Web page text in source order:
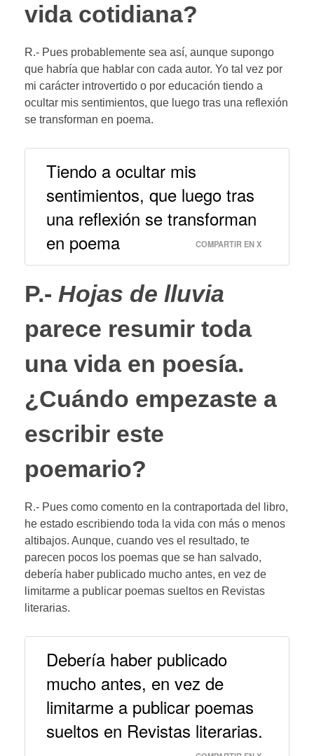
vida cotidiana?
R.- Pues probablemente sea así, aunque supongo
que habría que hablar con cada autor. Yo tal vez por
mi carácter introvertido o por educación tiendo a
ocultar mis sentimientos, que luego tras una reflexión
se transforman en poema.
Tiendo a ocultar mis
sentimientos, que luego tras
una reflexión se transforman
en poema
COMPARTIR EN X
P.- Hojas de lluvia
parece resumir toda
una vida en poesía.
¿Cuándo empezaste a
escribir este
poemario?
R.- Pues como comento en la contraportada del libro,
he estado escribiendo toda la vida con más o menos
altibajos. Aunque, cuando ves el resultado, te
parecen pocos los poemas que se han salvado,
debería haber publicado mucho antes, en vez de
limitarme a publicar poemas sueltos en Revistas
literarias.
Debería haber publicado
mucho antes, en vez de
limitarme a publicar poemas
sueltos en Revistas literarias.